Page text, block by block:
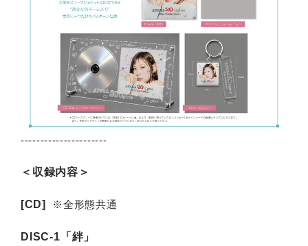
----------------------
＜収録内容＞
[CD] ※全形態共通
DISC-1「絆」